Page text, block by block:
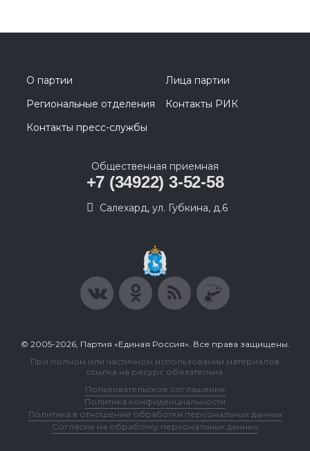
О партии
Лица партии
Региональные отделения
Контакты РИК
Контакты пресс-службы
Общественная приемная
+7 (34922) 3-52-58
Салехард, ул. Губкина, д.6
© 2005-2026, Партия «Единая Россия». Все права защищены.
При полном или частичном использовании материалов
ссылка на ресурс обязательна.
Пользовательское соглашение
Политика конфиденциальности
Политика в отношении обработки персональных данных
Согласие на обработку персональных данных